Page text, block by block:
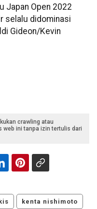
Japan Open 2022
selalu didominasi
Gideon/Kevin
crawling atau
web ini tanpa izin tertulis dari
kenta nishimoto